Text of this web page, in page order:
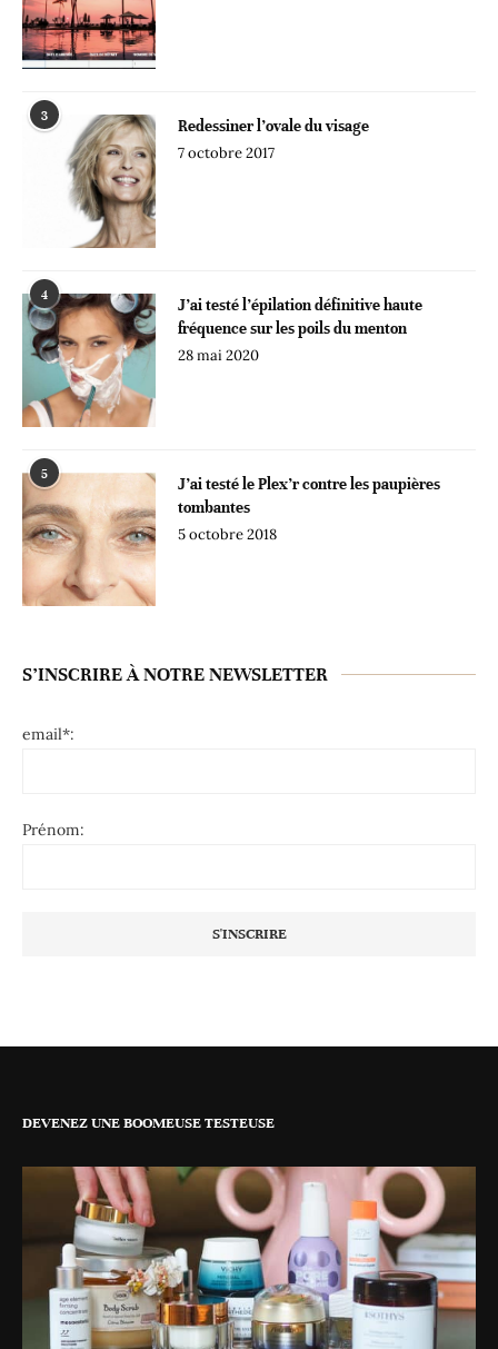
3
Redessiner l’ovale du visage
7 octobre 2017
4
J’ai testé l’épilation définitive haute
fréquence sur les poils du menton
28 mai 2020
5
J’ai testé le Plex’r contre les paupières
tombantes
5 octobre 2018
S’INSCRIRE À NOTRE NEWSLETTER
email*:
Prénom:
DEVENEZ UNE BOOMEUSE TESTEUSE